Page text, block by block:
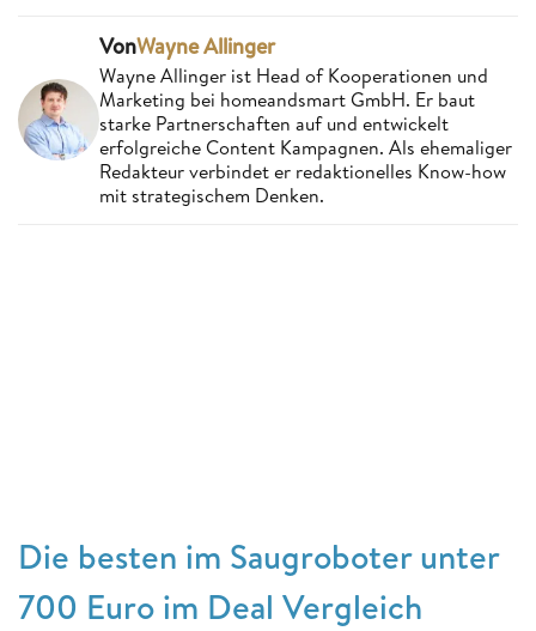
VonWayne Allinger
Wayne Allinger ist Head of Kooperationen und
Marketing bei homeandsmart GmbH. Er baut
starke Partnerschaften auf und entwickelt
erfolgreiche Content Kampagnen. Als ehemaliger
Redakteur verbindet er redaktionelles Know-how
mit strategischem Denken.
Die besten im Saugroboter unter
700 Euro im Deal Vergleich